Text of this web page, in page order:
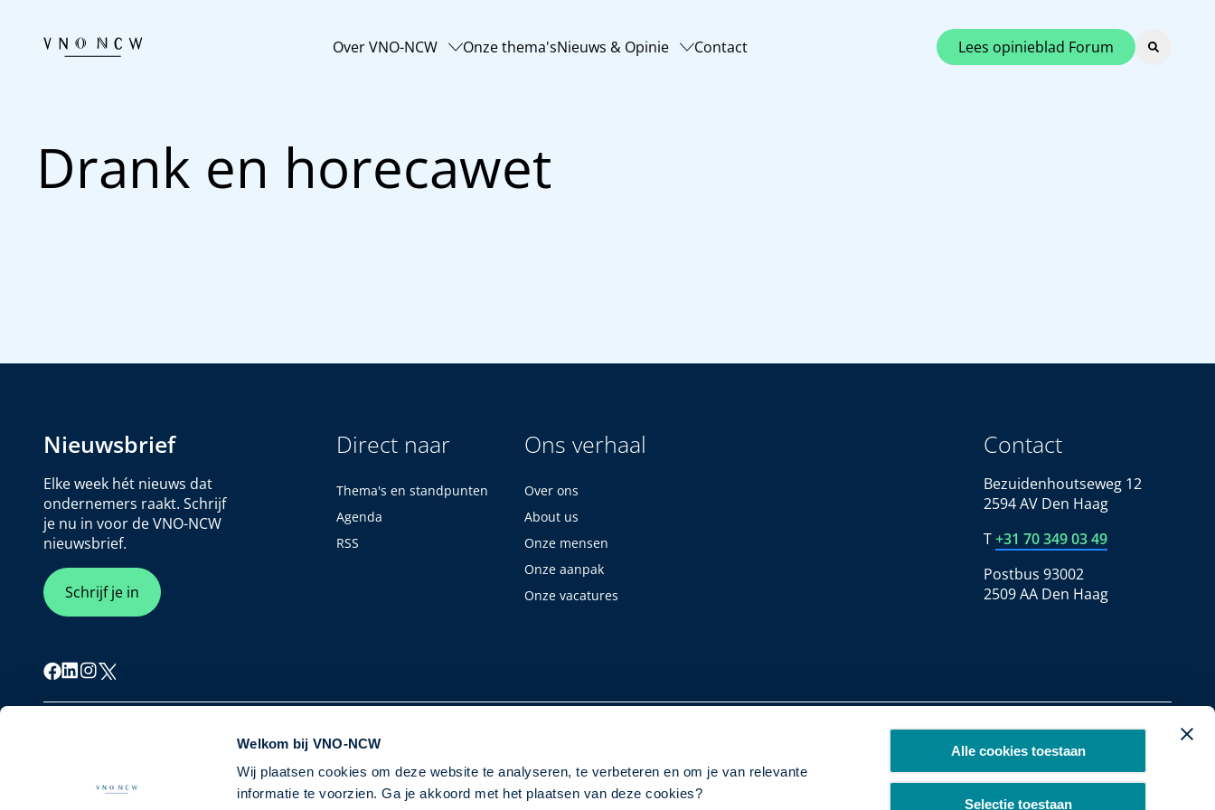
Welkom bij VNO-NCW
Wij plaatsen cookies om deze website te analyseren, te verbeteren en om je van relevante
informatie te voorzien. Ga je akkoord met het plaatsen van deze cookies?
Alle cookies toestaan
Selectie toestaan
Over VNO-NCW Onze thema'sNieuws & Opinie Contact Lees opinieblad Forum
Drank en horecawet
Nieuwsbrief
Elke week hét nieuws dat
ondernemers raakt. Schrijf
je nu in voor de VNO-NCW
nieuwsbrief.
Schrijf je in
Direct naar
Thema's en standpunten
Agenda
RSS
Ons verhaal
Over ons
About us
Onze mensen
Onze aanpak
Onze vacatures
Contact
Bezuidenhoutseweg 12
2594 AV Den Haag
T+31 70 349 03 49
Postbus 93002
2509 AA Den Haag
Privacybeleid Disclaimer Copyright 2026